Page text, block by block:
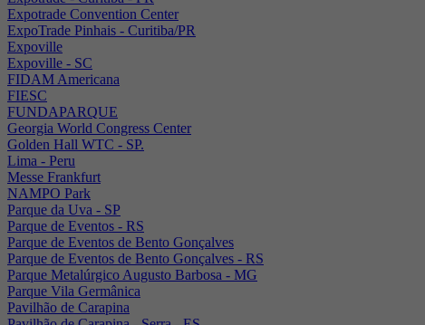
Expotrade Convention Center
ExpoTrade Pinhais - Curitiba/PR
Expoville
Expoville - SC
FIDAM Americana
FIESC
FUNDAPARQUE
Georgia World Congress Center
Golden Hall WTC - SP.
Lima - Peru
Messe Frankfurt
NAMPO Park
Parque da Uva - SP
Parque de Eventos - RS
Parque de Eventos de Bento Gonçalves
Parque de Eventos de Bento Gonçalves - RS
Parque Metalúrgico Augusto Barbosa - MG
Parque Vila Germânica
Pavilhão de Carapina